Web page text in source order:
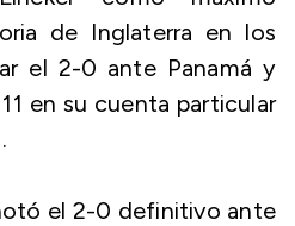
de Inglaterra en los
el 2-0 ante Panamá y
en su cuenta particular
el 2-0 definitivo ante